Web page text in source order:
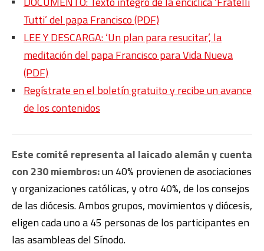
Tutti’ del papa Francisco (PDF)
LEE Y DESCARGA: ‘Un plan para resucitar’, la
meditación del papa Francisco para Vida Nueva
(PDF)
Regístrate en el boletín gratuito y recibe un avance
de los contenidos
Este comité representa al laicado alemán y cuenta
con 230 miembros:un 40% provienen de asociaciones
y organizaciones católicas, y otro 40%, de los consejos
de las diócesis. Ambos grupos, movimientos y diócesis,
eligen cada uno a 45 personas de los participantes en
las asambleas del Sínodo.